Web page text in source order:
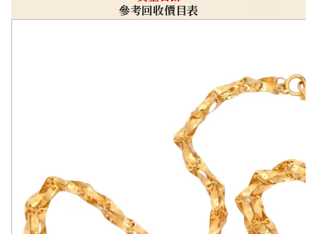
參考回收價目表